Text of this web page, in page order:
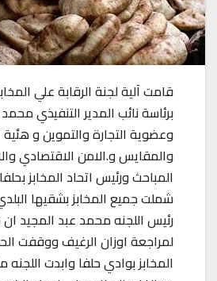
قامت آلية لجنة الرقابة علي
برئاسة نائب المدير التنفيذي
وعضوية التجارة والتموين و
والمقايس و.الامن الاقتصادي
المباحث ورئيس اتحاد المخابز
شملت جميع المخابز بشقيها
رئيس اللجنه محمد عبد المجيد
لمراجعة اوزان الرغيف ووقفت
المخابز بوادي حلفا وابدت